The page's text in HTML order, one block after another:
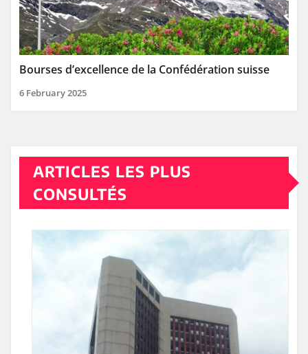
Bourses d’excellence de la Confédération suisse
6 February 2025
ARTICLES LES PLUS
CONSULTÉS